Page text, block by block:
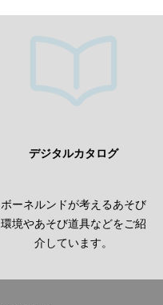
デジタルカタログ
ボーネルンドが考えるあそび
環境やあそび道具などをご紹
介しています。